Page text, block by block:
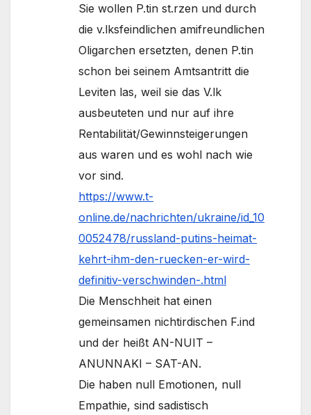
Sie wollen P.tin st.rzen und durch
die v.lksfeindlichen amifreundlichen
Oligarchen ersetzten, denen P.tin
schon bei seinem Amtsantritt die
Leviten las, weil sie das V.lk
ausbeuteten und nur auf ihre
Rentabilität/Gewinnsteigerungen
aus waren und es wohl nach wie
vor sind.
https://www.t-
online.de/nachrichten/ukraine/id_10
0052478/russland-putins-heimat-
kehrt-ihm-den-ruecken-er-wird-
definitiv-verschwinden-.html
Die Menschheit hat einen
gemeinsamen nichtirdischen F.ind
und der heißt AN-NUIT –
ANUNNAKI – SAT-AN.
Die haben null Emotionen, null
Empathie, sind sadistisch